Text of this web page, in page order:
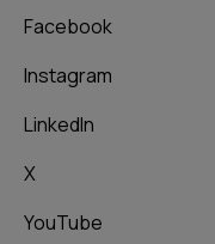
Facebook
Instagram
LinkedIn
X
YouTube